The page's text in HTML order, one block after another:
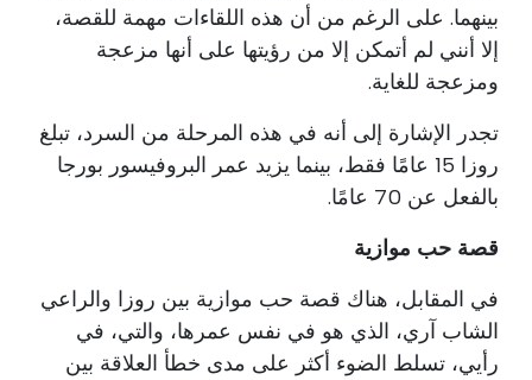
بينهما. على الرغم من أن هذه اللقاءات مهمة للقصة،
إلا أنني لم أتمكن إلا من رؤيتها على أنها مزعجة
ومزعجة للغاية.
تجدر الإشارة إلى أنه في هذه المرحلة من السرد، تبلغ
روزا 15 عامًا فقط، بينما يزيد عمر البروفيسور بورجا
بالفعل عن 70 عامًا.
قصة حب موازية
في المقابل، هناك قصة حب موازية بين روزا والراعي
الشاب آري، الذي هو في نفس عمرها، والتي، في
رأيي، تسلط الضوء أكثر على مدى خطأ العلاقة بين